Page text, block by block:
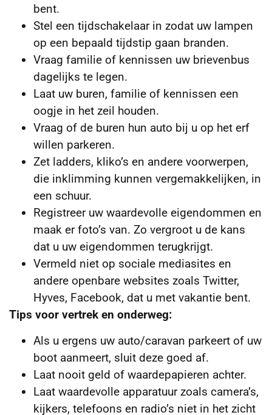
bent.
Stel een tijdschakelaar in zodat uw lampen
op een bepaald tijdstip gaan branden.
Vraag familie of kennissen uw brievenbus
dagelijks te legen.
Laat uw buren, familie of kennissen een
oogje in het zeil houden.
Vraag of de buren hun auto bij u op het erf
willen parkeren.
Zet ladders, kliko’s en andere voorwerpen,
die inklimming kunnen vergemakkelijken, in
een schuur.
Registreer uw waardevolle eigendommen en
maak er foto’s van. Zo vergroot u de kans
dat u uw eigendommen terugkrijgt.
Vermeld niet op sociale mediasites en
andere openbare websites zoals Twitter,
Hyves, Facebook, dat u met vakantie bent.
Tips voor vertrek en onderweg:
Als u ergens uw auto/caravan parkeert of uw
boot aanmeert, sluit deze goed af.
Laat nooit geld of waardepapieren achter.
Laat waardevolle apparatuur zoals camera’s,
kijkers, telefoons en radio’s niet in het zicht